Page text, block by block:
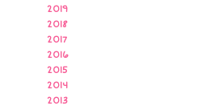
2019
2018
2017
2016
2015
2014
2013